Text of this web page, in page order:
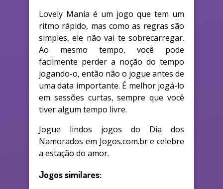
Lovely Mania é um jogo que tem um
ritmo rápido, mas como as regras são
simples, ele não vai te sobrecarregar.
Ao mesmo tempo, você pode
facilmente perder a noção do tempo
jogando-o, então não o jogue antes de
uma data importante. É melhor jogá-lo
em sessões curtas, sempre que você
tiver algum tempo livre.
Jogue lindos jogos do Dia dos
Namorados em Jogos.com.br e celebre
a estação do amor.
Jogos similares: